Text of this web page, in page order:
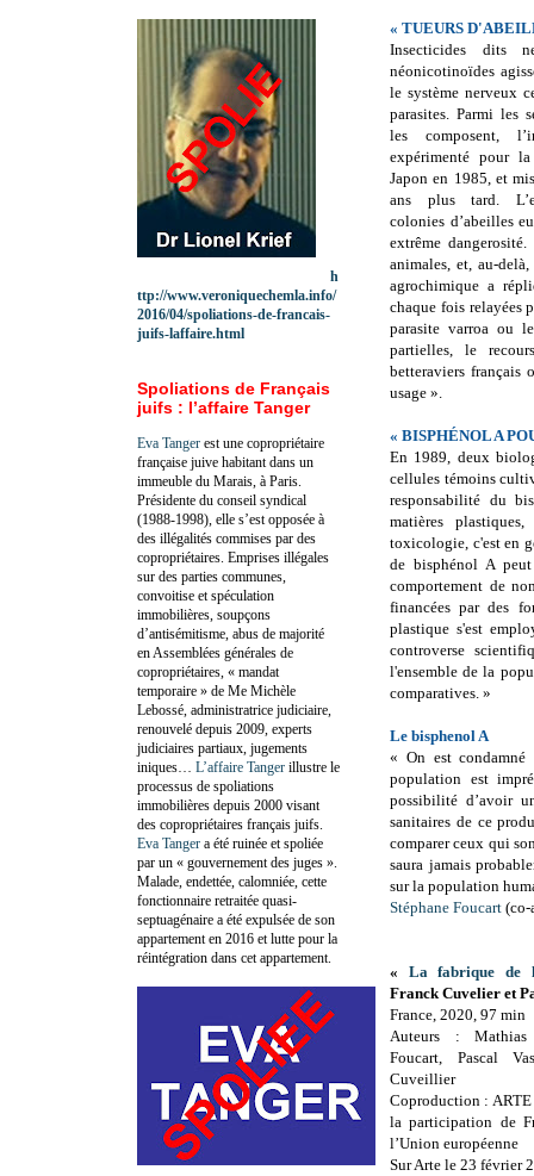
« TUEURS
Insecticides dits
néonicotinoïdes
le système nerveux
parasites. Parmi les
les composent,
expérimenté pour
Japon en 1985, et
ans plus tard.
colonies d’abeilles
extrême
animales, et, au-
agrochimique a
chaque fois relayées
parasite varroa ou
partielles, le
betteraviers français
usage ».
« BISPHÉNOL A
En 1989, deux
cellules témoins
responsabilité du
matières
toxicologie, c'est en
de bisphénol A
comportement de
financées par des
plastique s'est
controverse
l'ensemble de la
comparatives. »
Le bisphenol A
« On est
population est
possibilité d’avoir
sanitaires de ce
comparer ceux qui
saura jamais
sur la population
Stéphane Foucart (co-
« La fabrique de
Franck Cuvelier et
France, 2020, 97 min
Auteurs : Mathias
Foucart, Pascal
Cuveillier
Coproduction : ARTE
la participation de
l’Union européenne
Sur Arte le 23 février
h
ttp://www.veroniquechemla.info/
2016/04/spoliations-de-francais-
juifs-laffaire.html
Spoliations de Français
juifs : l’affaire Tanger
Eva Tanger est une copropriétaire
française juive habitant dans un
immeuble du Marais, à Paris.
Présidente du conseil syndical
(1988-1998), elle s’est opposée à
des illégalités commises par des
copropriétaires. Emprises illégales
sur des parties communes,
convoitise et spéculation
immobilières, soupçons
d’antisémitisme, abus de majorité
en Assemblées générales de
copropriétaires, « mandat
temporaire » de Me Michèle
Lebossé, administratrice judiciaire,
renouvelé depuis 2009, experts
judiciaires partiaux, jugements
iniques… L’affaire Tanger illustre le
processus de spoliations
immobilières depuis 2000 visant
des copropriétaires français juifs.
Eva Tanger a été ruinée et spoliée
par un « gouvernement des juges ».
Malade, endettée, calomniée, cette
fonctionnaire retraitée quasi-
septuagénaire a été expulsée de son
appartement en 2016 et lutte pour la
réintégration dans cet appartement.